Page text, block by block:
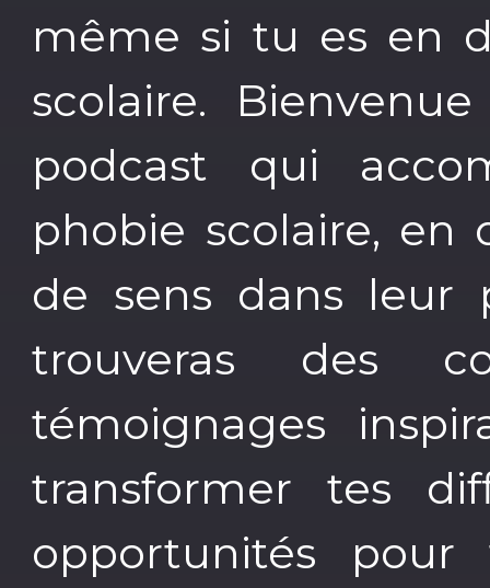
même si tu es en
scolaire.
podcast qui
phobie scolaire, en
de sens dans leur
trouveras des
témoignages
transformer tes
opportunités